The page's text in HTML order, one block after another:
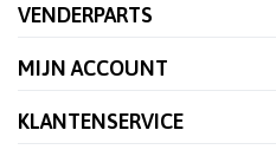
VENDERPARTS
MIJN ACCOUNT
KLANTENSERVICE